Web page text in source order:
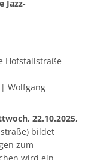
Jazz-
Hofstallstraße
Wolfgang
22.10.2025,
bildet
zum